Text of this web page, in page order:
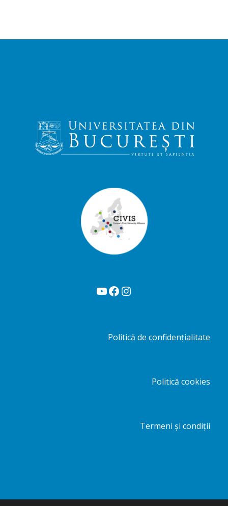
YouTube Facebook Instagram
Politică de confidențialitate
Politică cookies
Termeni și condiții